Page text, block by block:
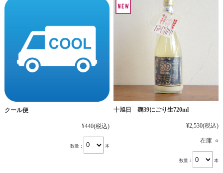
クール便
¥440(税込)
数量： 本
十旭日 麹39にごり生720ml
¥2,530(税込)
在庫 ○
数量： 本